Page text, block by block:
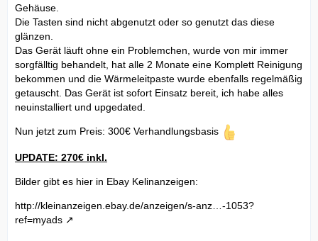
Gehäuse.
Die Tasten sind nicht abgenutzt oder so genutzt das diese
glänzen.
Das Gerät läuft ohne ein Problemchen, wurde von mir immer
sorgfälltig behandelt, hat alle 2 Monate eine Komplett Reinigung
bekommen und die Wärmeleitpaste wurde ebenfalls regelmäßig
getauscht. Das Gerät ist sofort Einsatz bereit, ich habe alles
neuinstalliert und upgedated.
Nun jetzt zum Preis: 300€ Verhandlungsbasis
UPDATE: 270€ inkl.
Bilder gibt es hier in Ebay Kelinanzeigen:
http://kleinanzeigen.ebay.de/anzeigen/s-anz…-1053?
ref=myads